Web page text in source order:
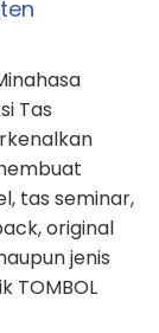
Tas
tas seminar,
original
jenis
TOMBOL